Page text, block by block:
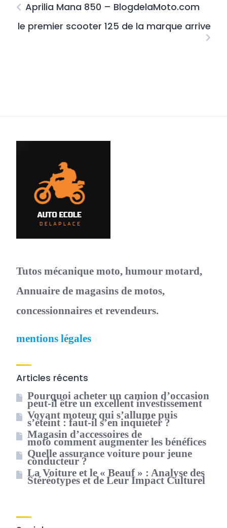
Aprilia Mana 850 – BlogdelaMoto.com
le premier scooter 125 de la marque arrive
Tutos mécanique moto, humour motard,
Annuaire de magasins de motos,
concessionnaires et revendeurs.
mentions légales
Articles récents
Pourquoi acheter un camion d’occasion
peut-il être un excellent investissement
Voyant moteur qui s’allume puis
s’éteint : faut-il s’en inquiéter ?
Magasin d’accessoires de
moto comment augmenter les bénéfices
Quelle assurance voiture pour jeune
conducteur ?
La Voiture et le « Beauf » : Analyse des
Stéréotypes et de Leur Impact Culturel